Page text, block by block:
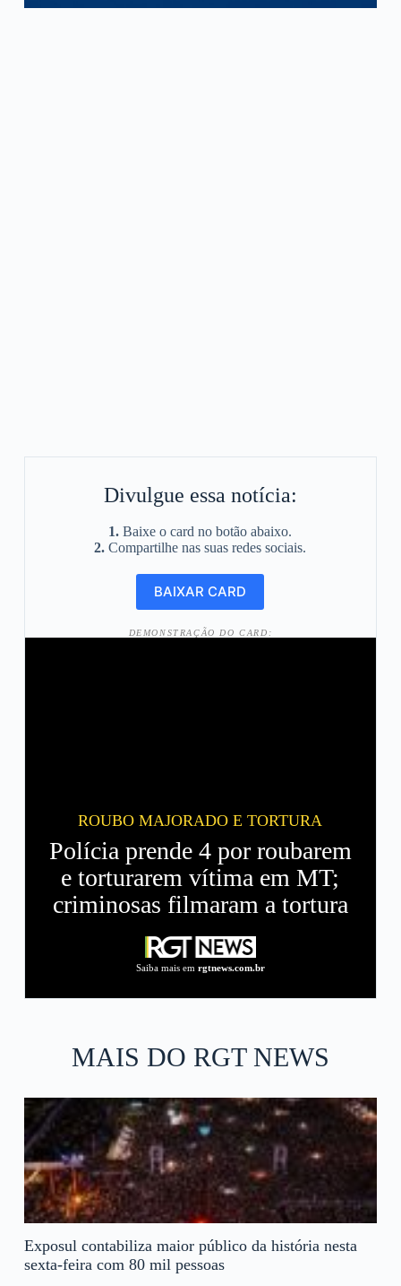
Divulgue essa notícia:
1. Baixe o card no botão abaixo.
2. Compartilhe nas suas redes sociais.
DEMONSTRAÇÃO DO CARD:
ROUBO MAJORADO E TORTURA
Polícia prende 4 por roubarem
e torturarem vítima em MT;
criminosas filmaram a tortura
Saiba mais em rgtnews.com.br
MAIS DO RGT NEWS
Exposul contabiliza maior público da história nesta
sexta-feira com 80 mil pessoas